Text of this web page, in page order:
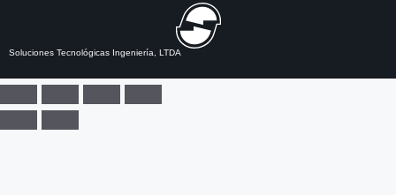
Soluciones Tecnológicas Ingeniería, LTDA